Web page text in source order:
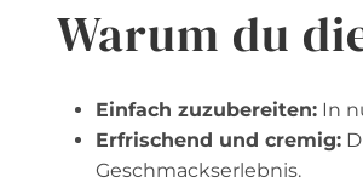
Warum du
Einfach zuzubereiten: In
Erfrischend und cremig:
Geschmackserlebnis.